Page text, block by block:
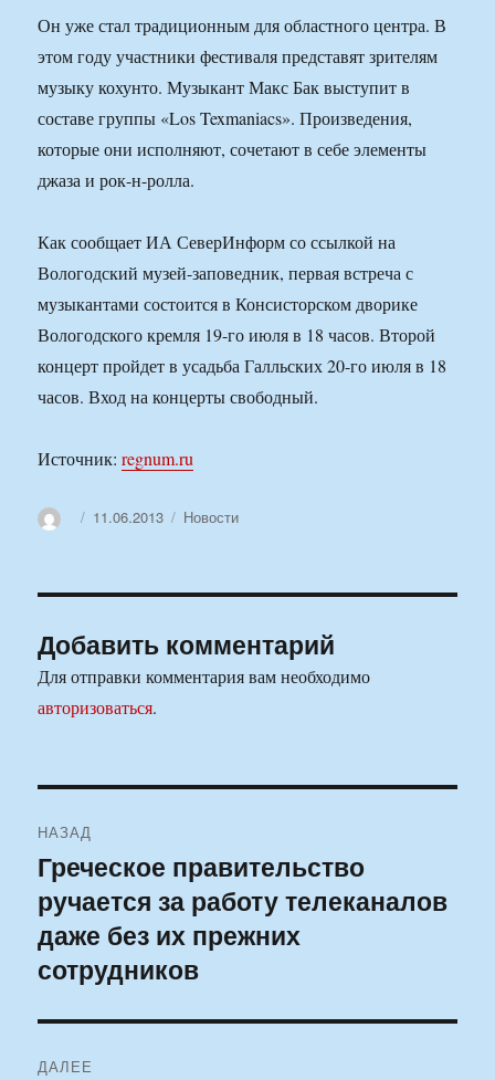
Он уже стал традиционным для областного центра. В
этом году участники фестиваля представят зрителям
музыку кохунто. Музыкант Макс Бак выступит в
составе группы «Los Texmaniacs». Произведения,
которые они исполняют, сочетают в себе элементы
джаза и рок-н-ролла.
Как сообщает ИА СеверИнформ со ссылкой на
Вологодский музей-заповедник, первая встреча с
музыкантами состоится в Консисторском дворике
Вологодского кремля 19-го июля в 18 часов. Второй
концерт пройдет в усадьба Галльских 20-го июля в 18
часов. Вход на концерты свободный.
Источник:regnum.ru
АвторОпубликовано
11.06.2013 Рубрики
Новости
Добавить комментарий
Для отправки комментария вам необходимо
авторизоваться.
по
записям
НАЗАД
Предыдущая
запись:
Греческое правительство
ручается за работу телеканалов
даже без их прежних
сотрудников
ДАЛЕЕ